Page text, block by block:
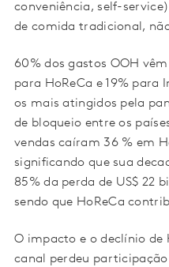
conveniência, self-
de comida tradicional,
60% dos gastos OOH
para HoReCa e 19% para
os mais atingidos pela
de bloqueio entre os
vendas caíram 36 % em
significando que sua
85% da perda de US$ 22
sendo que HoReCa
O impacto e o declínio de
canal perdeu